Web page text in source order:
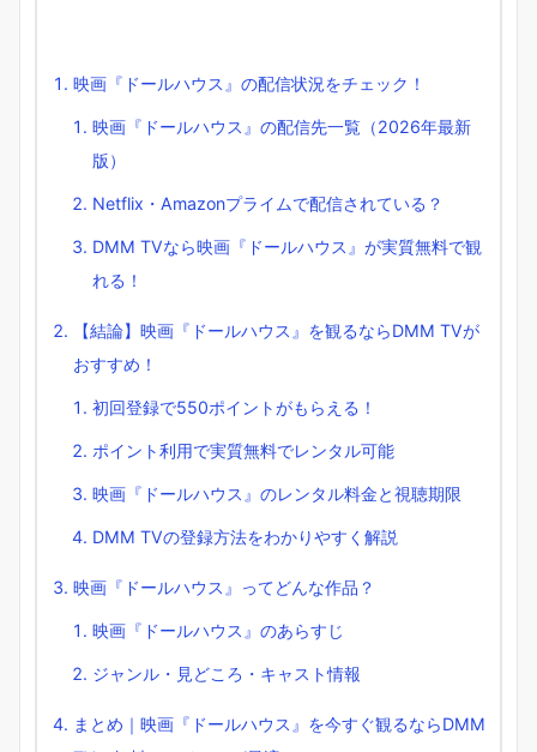
映画『ドールハウス』の配信状況をチェック！
映画『ドールハウス』の配信先一覧（2026年最新
版）
Netflix・Amazonプライムで配信されている？
DMM TVなら映画『ドールハウス』が実質無料で観
れる！
【結論】映画『ドールハウス』を観るならDMM TVが
おすすめ！
初回登録で550ポイントがもらえる！
ポイント利用で実質無料でレンタル可能
映画『ドールハウス』のレンタル料金と視聴期限
DMM TVの登録方法をわかりやすく解説
映画『ドールハウス』ってどんな作品？
映画『ドールハウス』のあらすじ
ジャンル・見どころ・キャスト情報
まとめ｜映画『ドールハウス』を今すぐ観るならDMM